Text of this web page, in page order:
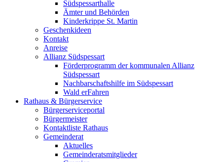
Südspessarthalle
Ämter und Behörden
Kinderkrippe St. Martin
Geschenkideen
Kontakt
Anreise
Allianz Südspessart
Förderprogramm der kommunalen Allianz
Südspessart
Nachbarschaftshilfe im Südspessart
Wald erFahren
Rathaus & Bürgerservice
Bürgerserviceportal
Bürgermeister
Kontaktliste Rathaus
Gemeinderat
Aktuelles
Gemeinderatsmitglieder